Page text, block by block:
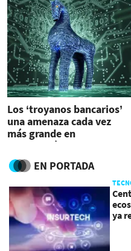
Los ‘troyanos bancarios’
una amenaza cada vez
más grande en
Latinoamérica
EN PORTADA
ya